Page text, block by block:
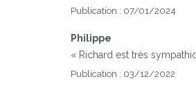
Publication : 07/01/2024
Philippe
« Richard est très
Publication : 03/12/2022